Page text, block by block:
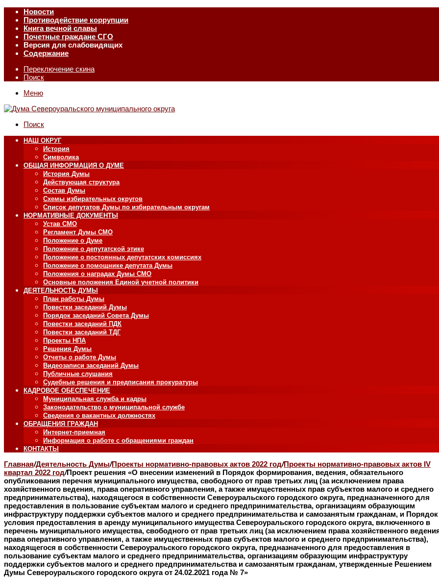
Новости
Противодействие коррупции
Книга вечной славы
Почетные граждане СГО
Версия для слабовидящих
Содержание
Переключение скина
Поиск
Меню
Поиск
НАШ ОКРУГ
История
Символика
ОБЩАЯ ИНФОРМАЦИЯ О ДУМЕ
История Думы
Действующая структура
Состав Думы
Схемы избирательных округов
Список депутатов Думы по избирательным округам
НОРМАТИВНЫЕ ДОКУМЕНТЫ
Устав СМО
Регламент Думы СМО
Положение о Думе
Положение о депутатской этике
Положение о постоянных депутатских комиссиях
Положение о помощнике депутата Думы
Положения о наградах Думы СМО
Основные положения Единой учетной политики
ДЕЯТЕЛЬНОСТЬ ДУМЫ
План работы Думы
Повестки заседаний Думы
Порядок заседаний Совета Думы
Повестки заседаний ПДК
Повестки заседаний ТДГ
Проекты НПА
Решения Думы
Отчеты о работе Думы
Видеозаписи заседаний Думы
Публичные слушания
Судебные решения и предписания прокуратуры
КАДРОВОЕ ОБЕСПЕЧЕНИЕ
Муниципальная служба и кадры
Законодательство о муниципальной службе
Сведения о вакантных должностях
ОБРАЩЕНИЯ ГРАЖДАН
Интернет-приемная
Информация о работе с обращениями граждан
КОНТАКТЫ
Главная/Деятельность Думы/Проекты нормативно-правовых актов 2022 год/Проекты нормативно-правовых актов IV
квартал 2022 год/Проект решения «О внесении изменений в Порядок формирования, ведения, обязательного
опубликования перечня муниципального имущества, свободного от прав третьих лиц (за исключением права
хозяйственного ведения, права оперативного управления, а также имущественных прав субъектов малого и среднего
предпринимательства), находящегося в собственности Североуральского городского округа, предназначенного для
предоставления в пользование субъектам малого и среднего предпринимательства, организациям образующим
инфраструктуру поддержки субъектов малого и среднего предпринимательства и самозанятым гражданам, и
условия предоставления в аренду муниципального имущества Североуральского городского округа, включенного в
перечень муниципального имущества, свободного от прав третьих лиц (за исключением права хозяйственного
права оперативного управления, а также имущественных прав субъектов малого и среднего предпринимательства),
находящегося в собственности Североуральского городского округа, предназначенного для предоставления в
пользование субъектам малого и среднего предпринимательства, организациям образующим инфраструктуру
поддержки субъектов малого и среднего предпринимательства и самозанятым гражданам, утвержденные Решением
Думы Североуральского городского округа от 24.02.2021 года № 7»